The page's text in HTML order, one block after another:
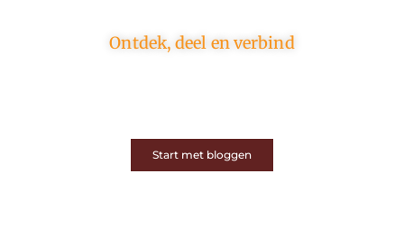
Ontdek, deel en verbind
Start met bloggen